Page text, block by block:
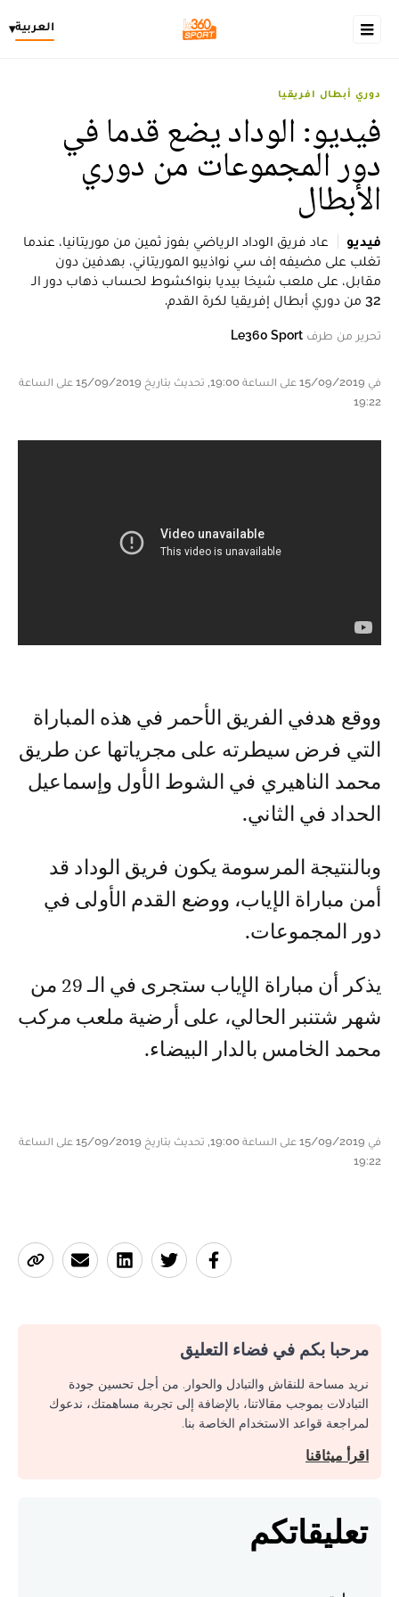
العربية▾
دوري أبطال افريقيا
فيديو: الوداد يضع قدما في
دور المجموعات من دوري
الأبطال
فيديو
عاد فريق الوداد الرياضي بفوز ثمين من موريتانيا، عندما
تغلب على مضيفه إف سي نواذيبو الموريتاني، بهدفين دون
مقابل، على ملعب شيخا بيديا بنواكشوط لحساب ذهاب دور الـ
32 من دوري أبطال إفريقيا لكرة القدم.
تحرير من طرف Le360 Sport
في 15/09/2019 على الساعة 19:00, تحديث بتاريخ 15/09/2019 على الساعة
19:22
ووقع هدفي الفريق الأحمر في هذه المباراة
التي فرض سيطرته على مجرياتها عن طريق
محمد الناهيري في الشوط الأول وإسماعيل
الحداد في الثاني.
وبالنتيجة المرسومة يكون فريق الوداد قد
أمن مباراة الإياب، ووضع القدم الأولى في
دور المجموعات.
يذكر أن مباراة الإياب ستجرى في الـ 29 من
شهر شتنبر الحالي، على أرضية ملعب مركب
محمد الخامس بالدار البيضاء.
في 15/09/2019 على الساعة 19:00, تحديث بتاريخ 15/09/2019 على الساعة
19:22
مرحبا بكم في فضاء التعليق
نريد مساحة للنقاش والتبادل والحوار. من أجل تحسين جودة
التبادلات بموجب مقالاتنا، بالإضافة إلى تجربة مساهمتك، ندعوك
لمراجعة قواعد الاستخدام الخاصة بنا.
اقرأ ميثاقنا
تعليقاتكم